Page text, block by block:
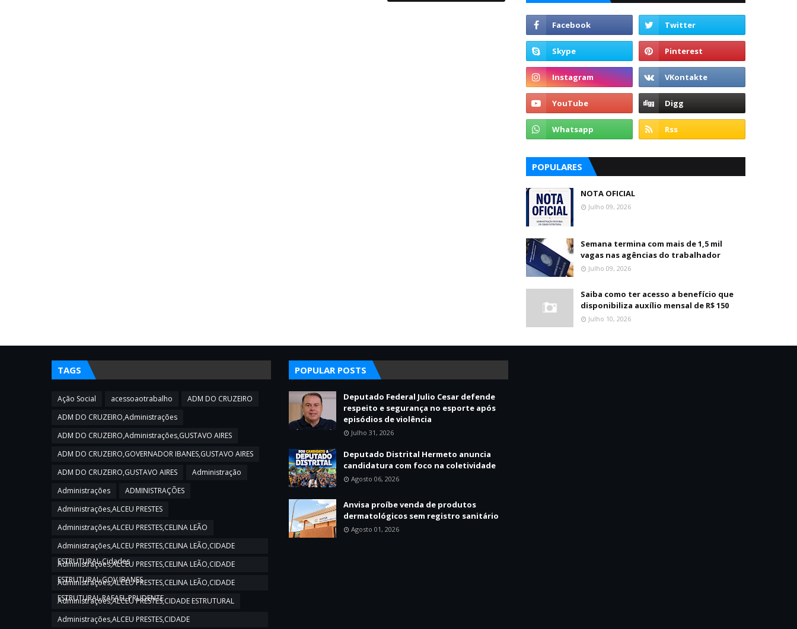
POPULARES
NOTA OFICIAL
Julho 09, 2026
Semana termina com mais de 1,5 mil
vagas nas agências do trabalhador
Julho 09, 2026
Saiba como ter acesso a benefício que
disponibiliza auxílio mensal de R$ 150
Julho 10, 2026
TAGS
Ação Social acessoaotrabalho
ADM DO CRUZEIRO
ADM DO CRUZEIRO,Administrações
ADM DO CRUZEIRO,Administrações,GUSTAVO AIRES
ADM DO CRUZEIRO,GOVERNADOR IBANES,GUSTAVO AIRES
ADM DO CRUZEIRO,GUSTAVO AIRES
Administração
Administrações
ADMINISTRAÇÕES
Administrações,ALCEU PRESTES
Administrações,ALCEU PRESTES,CELINA LEÃO
Administrações,ALCEU PRESTES,CELINA LEÃO,CIDADE
ESTRUTURAL,Cidades
Administrações,ALCEU PRESTES,CELINA LEÃO,CIDADE
ESTRUTURAL,GOV IBANES
Administrações,ALCEU PRESTES,CELINA LEÃO,CIDADE
ESTRUTURAL,RAFAEL PRUDENTE
Administrações,ALCEU PRESTES,CIDADE ESTRUTURAL
Administrações,ALCEU PRESTES,CIDADE
POPULAR POSTS
Deputado Federal Julio Cesar defende
respeito e segurança no esporte após
episódios de violência
Julho 31, 2026
Deputado Distrital Hermeto anuncia
candidatura com foco na coletividade
Agosto 06, 2026
Anvisa proíbe venda de produtos
dermatológicos sem registro sanitário
Agosto 01, 2026